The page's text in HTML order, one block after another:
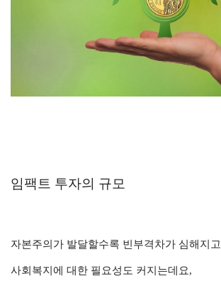
임팩트 투자의 규모
자본주의가 발달할수록 빈부격차가 심해지고
사회복지에 대한 필요성도 커지는데요,